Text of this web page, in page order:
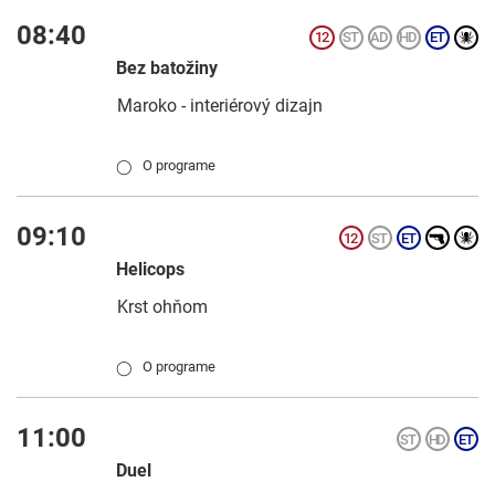
08:40
Bez batožiny
Maroko - interiérový dizajn
◯ O programe
09:10
Helicops
Krst ohňom
◯ O programe
11:00
Duel